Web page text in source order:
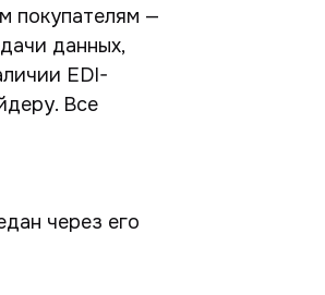
покупателям —
данных,
EDI-
Все
через его